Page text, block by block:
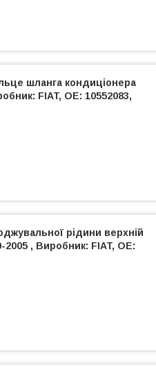
шланга кондиціонера
FIAT, OE: 10552083,
рідини верхній
2005 , Виробник: FIAT, OE: